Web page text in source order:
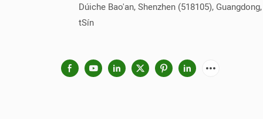
Dúiche Bao'an, Shenzhen (518105),
tSín